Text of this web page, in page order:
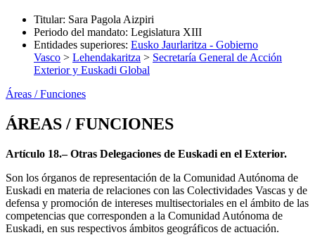
Titular: Sara Pagola Aizpiri
Periodo del mandato: Legislatura XIII
Entidades superiores: Eusko Jaurlaritza - Gobierno
Vasco > Lehendakaritza > Secretaría General de Acción
Exterior y Euskadi Global
Áreas / Funciones
ÁREAS / FUNCIONES
Artículo 18.– Otras Delegaciones de Euskadi en el Exterior.
Son los órganos de representación de la Comunidad Autónoma de
Euskadi en materia de relaciones con las Colectividades Vascas y de
defensa y promoción de intereses multisectoriales en el ámbito de las
competencias que corresponden a la Comunidad Autónoma de
Euskadi, en sus respectivos ámbitos geográficos de actuación.